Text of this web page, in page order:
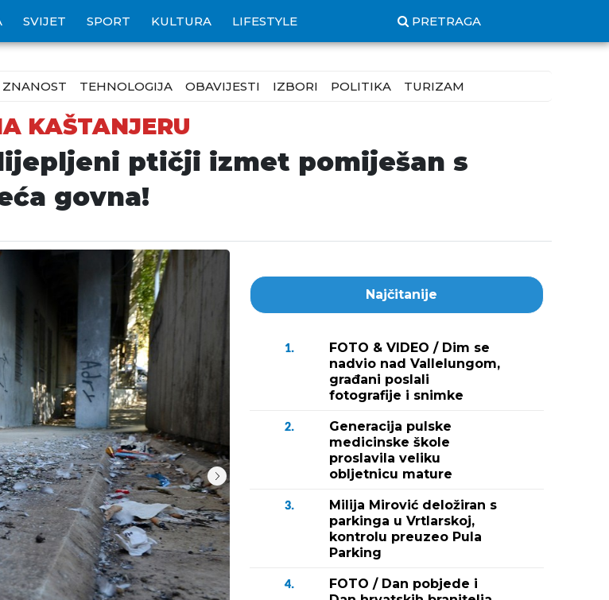
SVIJET SPORT KULTURA LIFESTYLE PRETRAGA
ZNANOST TEHNOLOGIJA OBAVIJESTI IZBORI POLITIKA TURIZAM
KAŠTANJERU
ptičji izmet pomiješan s
govna!
Najčitanije
1.
FOTO & VIDEO / Dim se
nadvio nad Vallelungom,
građani poslali
fotografije i snimke
2.
Generacija pulske
medicinske škole
proslavila veliku
obljetnicu mature
3.
Milija Mirović deložiran s
parkinga u Vrtlarskoj,
kontrolu preuzeo Pula
Parking
4.
FOTO / Dan pobjede i